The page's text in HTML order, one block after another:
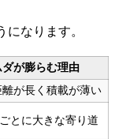
なります。
ダが膨らむ理由
離が長く積載が薄い
とに大きな寄り道